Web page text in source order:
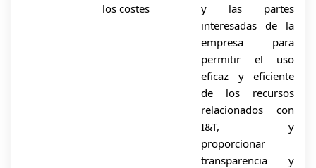
los costes
y las partes
interesadas de la
empresa para
permitir el uso
eficaz y eficiente
de los recursos
relacionados con
I&T, y
proporcionar
transparencia y